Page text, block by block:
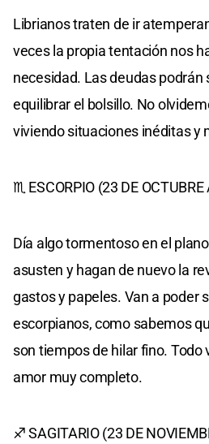
Librianos traten de ir
veces la propia tentación nos
necesidad. Las deudas podrán
equilibrar el bolsillo. No
viviendo situaciones inéditas y
♏ ESCORPIO (23 DE
Día algo tormentoso en el
asusten y hagan de nuevo la
gastos y papeles. Van a poder
escorpianos, como sabemos
son tiempos de hilar fino. Todo
amor muy completo.
♐ SAGITARIO (23 DE